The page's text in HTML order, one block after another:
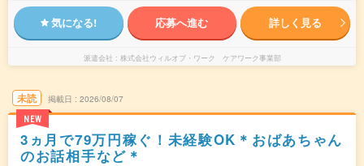
気になる! 応募へ進む 詳しく見る
派遣会社 株式会社ウィルオブ・ワーク ケアワーク事業部
未読
NEW
掲載日 2026/08/07
3ヵ月で79万円稼ぐ！未経験OK＊おばあちゃん
のお話相手など＊